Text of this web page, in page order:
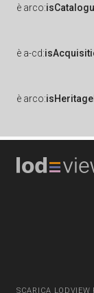
è arco:
è a-cd:
è arco:
SCARICA LODVIEW